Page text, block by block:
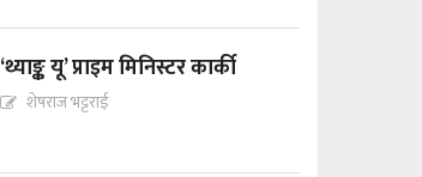
‘थ्याङ्क यू’ प्राइम मिनिस्टर कार्की
शेषराज भट्टराई